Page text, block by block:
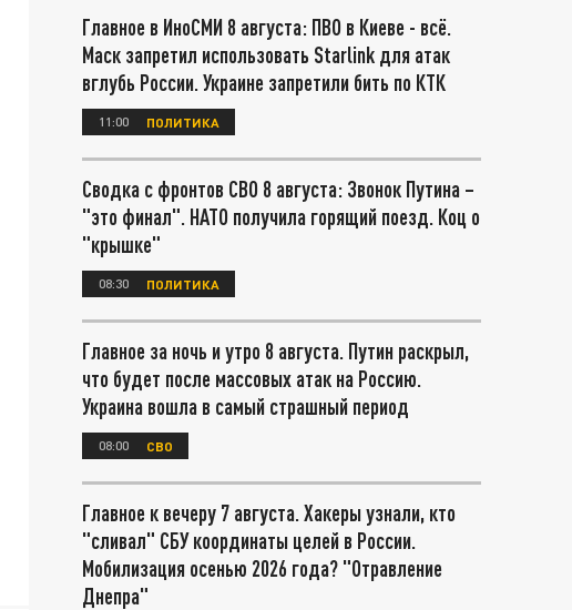
Главное в ИноСМИ 8 августа: ПВО в Киеве - всё.
Маск запретил использовать Starlink для атак
вглубь России. Украине запретили бить по КТК
11:00 ПОЛИТИКА
Сводка с фронтов СВО 8 августа: Звонок Путина –
"это финал". НАТО получила горящий поезд. Коц о
"крышке"
08:30 ПОЛИТИКА
Главное за ночь и утро 8 августа. Путин раскрыл,
что будет после массовых атак на Россию.
Украина вошла в самый страшный период
08:00 СВО
Главное к вечеру 7 августа. Хакеры узнали, кто
"сливал" СБУ координаты целей в России.
Мобилизация осенью 2026 года? "Отравление
Днепра"